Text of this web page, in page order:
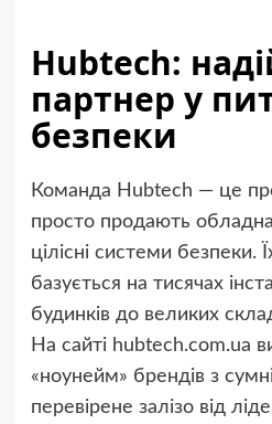
Hubtech:
партнер у
безпеки
Команда Hubtech — це
просто продають
цілісні системи безпеки.
базується на тисячах
будинків до великих
На сайті hubtech.com.ua
«ноунейм» брендів з
перевірене залізо від